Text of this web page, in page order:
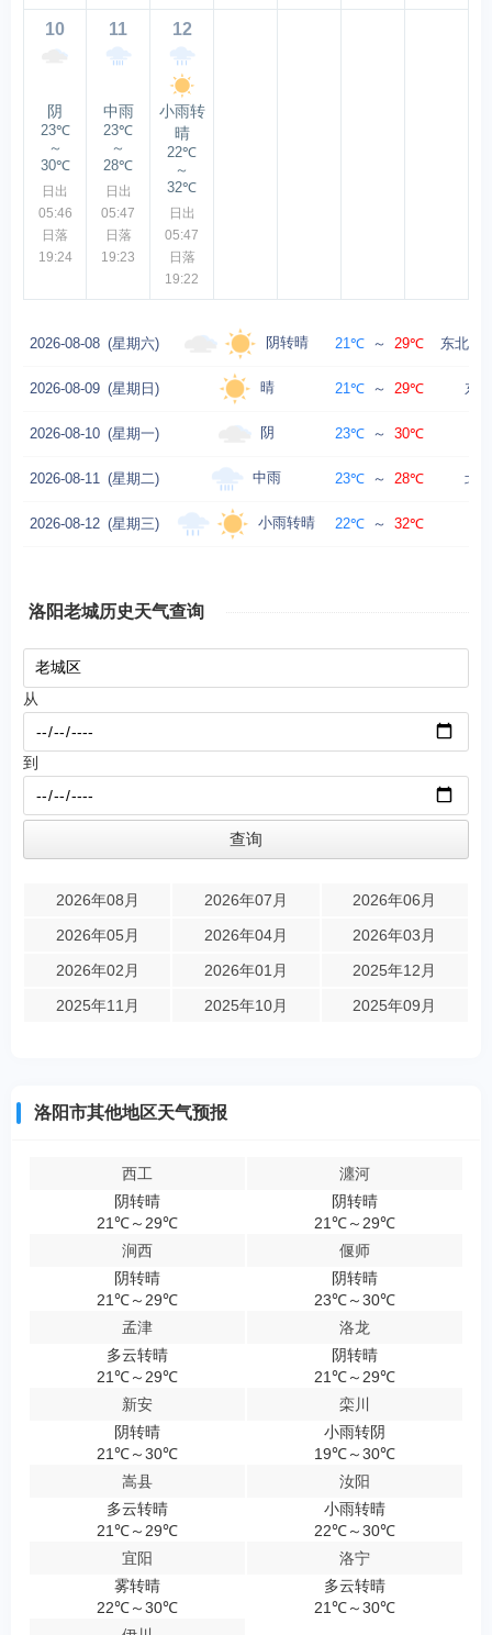
10
阴
23℃
～
30℃
日出
05:46
日落
19:24
11
中雨
23℃
～
28℃
日出
05:47
日落
19:23
12
小雨转
晴
22℃
～
32℃
日出
05:47
日落
19:22
2026-08-08 (星期六) 阴转晴 21℃ ～ 29℃ 东北风
2026-08-09 (星期日) 晴 21℃ ～ 29℃ 东
2026-08-10 (星期一) 阴 23℃ ～ 30℃
2026-08-11 (星期二) 中雨 23℃ ～ 28℃ 北
2026-08-12 (星期三) 小雨转晴 22℃ ～ 32℃
洛阳老城历史天气查询
从
到
2026年08月 2026年07月
2026年06月
2026年05月
2026年04月
2026年03月
2026年02月
2026年01月
2025年12月
2025年11月
2025年10月 2025年09月
洛阳市其他地区天气预报
西工
阴转晴
21℃～29℃
瀍河
阴转晴
21℃～29℃
涧西
阴转晴
21℃～29℃
偃师
阴转晴
23℃～30℃
孟津
多云转晴
21℃～29℃
洛龙
阴转晴
21℃～29℃
新安
阴转晴
21℃～30℃
栾川
小雨转阴
19℃～30℃
嵩县
多云转晴
21℃～29℃
汝阳
小雨转晴
22℃～30℃
宜阳
雾转晴
22℃～30℃
洛宁
多云转晴
21℃～30℃